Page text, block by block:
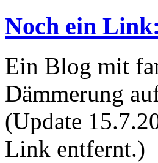
Noch ein
Ein Blog mit
Dämmerung
(Update
Link entfernt.)